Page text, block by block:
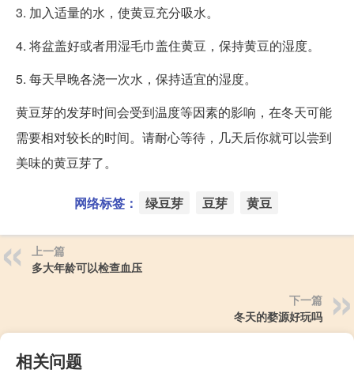
3. 加入适量的水，使黄豆充分吸水。
4. 将盆盖好或者用湿毛巾盖住黄豆，保持黄豆的湿度。
5. 每天早晚各浇一次水，保持适宜的湿度。
黄豆芽的发芽时间会受到温度等因素的影响，在冬天可能
需要相对较长的时间。请耐心等待，几天后你就可以尝到
美味的黄豆芽了。
网络标签： 绿豆芽 豆芽 黄豆
上一篇
多大年龄可以检查血压
下一篇
冬天的婺源好玩吗
相关问题